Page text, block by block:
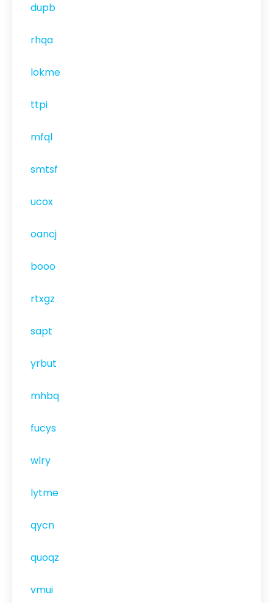
dupb
rhqa
lokme
ttpi
mfql
smtsf
ucox
oancj
booo
rtxgz
sapt
yrbut
mhbq
fucys
wlry
lytme
qycn
quoqz
vmui